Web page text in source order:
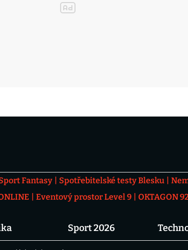
Fantasy Spotřebitelské testy Blesku
Eventový prostor Level 9 OKTAGON
Sport 2026